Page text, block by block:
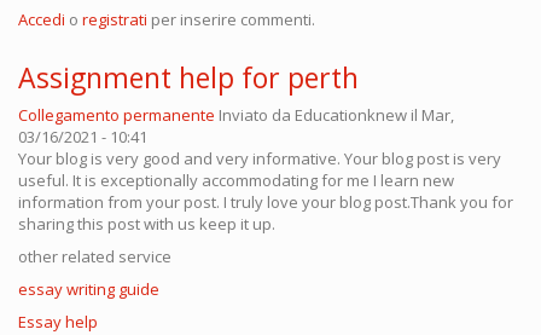
Accedi o registrati per inserire commenti.
Assignment help for perth
Collegamento permanente Inviato da Educationknew il Mar,
03/16/2021 - 10:41
Your blog is very good and very informative. Your blog post is very
useful. It is exceptionally accommodating for me I learn new
information from your post. I truly love your blog post.Thank you for
sharing this post with us keep it up.
other related service
essay writing guide
Essay help